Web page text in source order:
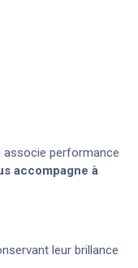
associe performance
accompagne à
leur brillance